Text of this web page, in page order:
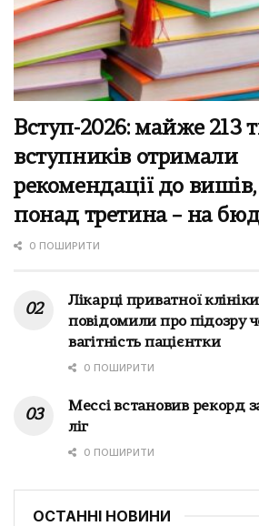
Вступ-2026: майже 213
вступників отримали
рекомендації до вишів,
понад третина – на
0 ПОШИРИТИ
Лікарці приватної
повідомили про підозру
вагітність пацієнтки
0 ПОШИРИТИ
Мессі встановив рекорд
ліг
0 ПОШИРИТИ
ОСТАННІ НОВИНИ